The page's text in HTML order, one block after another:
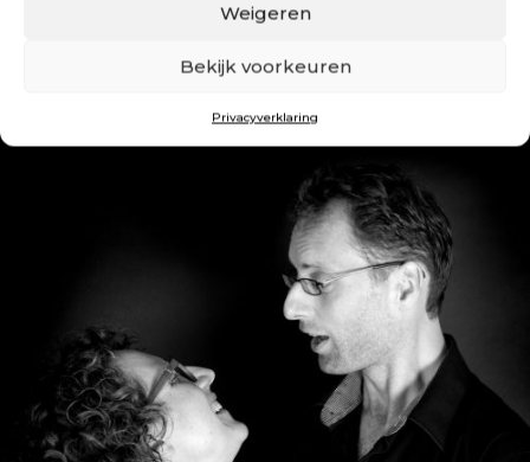
Weigeren
Bekijk voorkeuren
Privacyverklaring